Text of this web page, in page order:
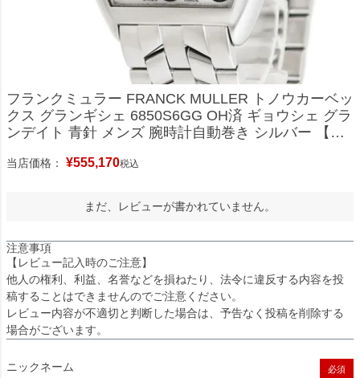
フランクミュラー FRANCK MULLER トノウカーベッ
クス グランギシェ 6850S6GG OH済 ギョウシェ グラ
ンデイト 青針 メンズ 腕時計自動巻き シルバー 【中
当店価格： ¥555,170税込
まだ、レビューが書かれていません。
注意事項
【レビュー記入時のご注意】
他人の権利、利益、名誉などを損ねたり、法令に違反する内容を投
稿することはできませんのでご注意ください。
レビュー内容が不適切と判断した場合は、予告なく投稿を削除する
場合がございます。
ニックネーム